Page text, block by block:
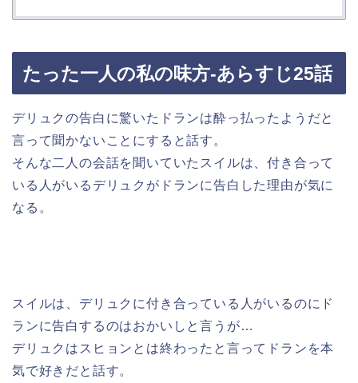
たった一人の私の味方-あらすじ25話
デリュクの告白に驚いたドランは酔っ払ったようだと
言って聞かないことにすると話す。
そんな二人の会話を聞いていたスイルは、付き合って
いる人がいるデリュクがドランに告白した理由が気に
なる。
スイルは、デリュクに付き合っている人がいるのにド
ランに告白するのはおかいしと言うが…
デリュクはスヒョンとは終わったと言ってドランを本
気で好きだと話す。